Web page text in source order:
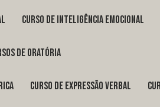
curso de inteligência emocional
de oratória
curso de expressão verbal